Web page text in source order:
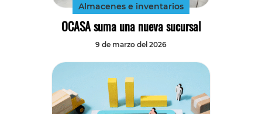
Almacenes e inventarios
OCASA suma una nueva sucursal
9 de marzo del 2026